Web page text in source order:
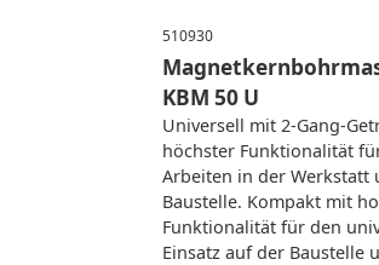
510930
KBM 50 U
Universell mit 2-Gang-
höchster Funktionalität
Arbeiten in der Werkstatt
Baustelle. Kompakt mit
Funktionalität für den
Einsatz auf der Baustelle